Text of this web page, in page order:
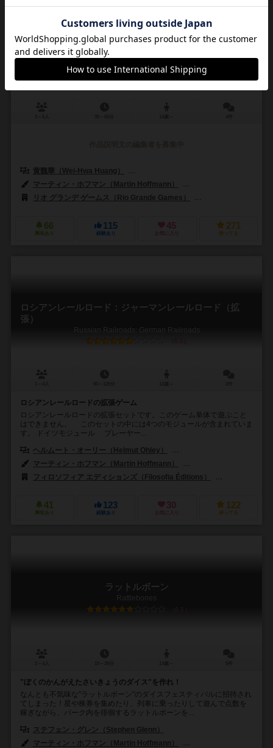
ロール・フォー・ザ・ギャラクシー：野望の果てに
Roll for the Galaxy: Ambition
黄魏華（Wei-Hwa Huang）
マーティン・ホフマン（Martin Hoffmann）
リオ グランデ ゲームス（Rio Grande Games）
66
興味あり
115
経験あり
45
お気に入り
271
持ってる
ロシアンレールロード：ジャーマンレールロード（拡
張）
Russian Railroads: German Railroads
ロシアンレールロードの拡張ゲーム
ロシアンレールロードの拡張セットです。このゲーム単体で遊ぶこと
はできません。 このセットの中には4つのモジュールが含まれていま
す。 ドイツモジュール プレーヤー...
ヘルムート・オーリー（Helmut Ohley）
マーティン・ホフマン（Martin Hoffmann）
フィロソフィア エディションズ（Filosofia Éditions）
41
興味あり
123
経験あり
30
お気に入り
122
持ってる
ラットルボーン
Rattlebones
6.1
"ぼくのかんがえたさいきょうのダイス"を作れ！
なんとも不気味な"ラットルボーン"のダイスフェスティバルに招待され
てしまった！星や株券を集めたり、列車に乗ったりして遊んで点数を
稼ぎながら、パーク内を徘徊するラットルボーンを...
ステフェン・グレン（Stephen Glenn）
マーティン・ホフマン（Martin Hoffmann）